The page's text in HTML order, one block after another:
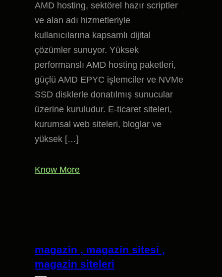
AMD hosting, sektörel hazır scriptler
ve alan adı hizmetleriyle
kullanıcılarına kapsamlı dijital
çözümler sunuyor. Yüksek
performanslı AMD hosting paketleri,
güçlü AMD EPYC işlemciler ve NVMe
SSD disklerle donatılmış sunucular
üzerine kuruludur. E-ticaret siteleri,
kurumsal web siteleri, bloglar ve
yüksek […]
Know More
magazin , magazin sitesi ,
magazin siteleri